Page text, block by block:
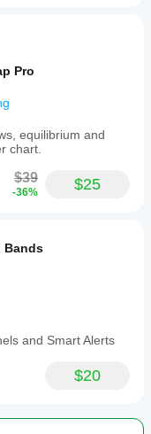
Pro
equilibrium and
chart.
$39
-36% $25
Bands
and Smart Alerts
$20